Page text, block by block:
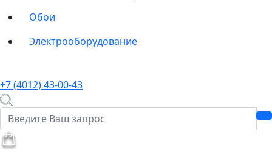
Обои
Электрооборудование
+7 (4012) 43-00-43